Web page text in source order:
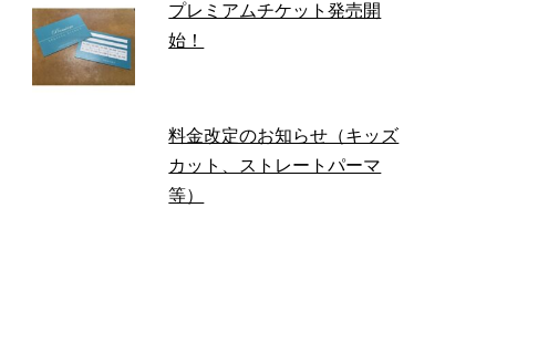
プレミアムチケット発売開
始！
料金改定のお知らせ（キッズ
カット、ストレートパーマ
等）